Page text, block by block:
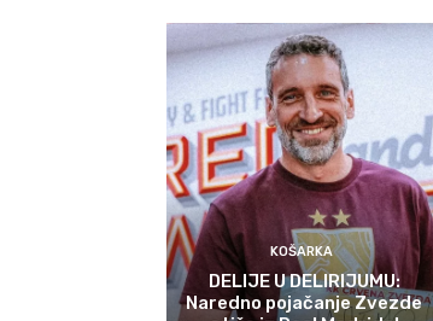
KOŠARKA
DELIJE U DELIRIJUMU:
Naredno pojačanje Zvezde